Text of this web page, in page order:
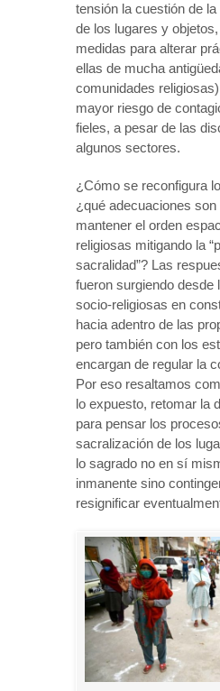
tensión la cuestión de
de los lugares y
medidas para alterar
ellas de mucha
comunidades
mayor riesgo de
fieles, a pesar de las
algunos sectores.
¿Cómo se reconfigura
¿qué adecuaciones
mantener el orden
religiosas mitigando la
sacralidad”? Las
fueron surgiendo desde
socio-religiosas en
hacia adentro de las
pero también con los
encargan de regular la
Por eso resaltamos
lo expuesto, retomar la
para pensar los
sacralización de los
lo sagrado no en sí
inmanente sino
resignificar